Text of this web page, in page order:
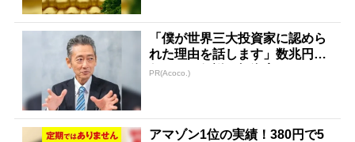
「僕が世界三大投資家に認めら
れた理由を話します」数兆円を
任された伝説の投資家
PR(Acoco.)
アマゾン1位の実績！380円で5